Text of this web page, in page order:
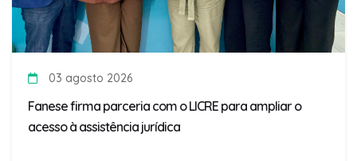
03 agosto 2026
Fanese firma parceria com o LICRE para ampliar o
acesso à assistência jurídica